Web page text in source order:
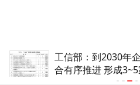
工信部：到2030年
合有序推进 形成3~5
国际运营能力的大型